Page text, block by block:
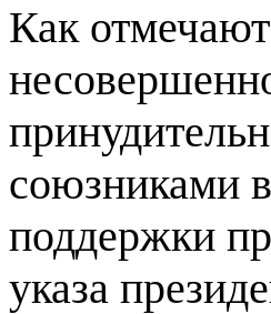
Как
союзниками
поддержки
указа